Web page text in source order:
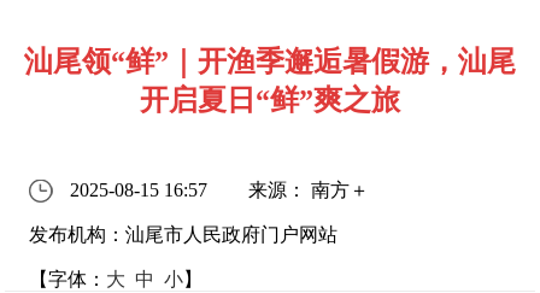
汕尾领“鲜”｜开渔季邂逅暑假游，汕尾
开启夏日“鲜”爽之旅
2025-08-15 16:57 来源： 南方＋
发布机构：汕尾市人民政府门户网站
【字体： 大 中 小】